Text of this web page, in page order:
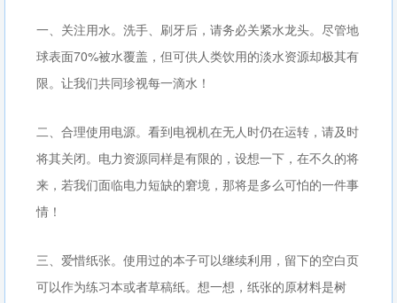
一、关注用水。洗手、刷牙后，请务必关紧水龙头。尽管地
球表面70%被水覆盖，但可供人类饮用的淡水资源却极其有
限。让我们共同珍视每一滴水！
二、合理使用电源。看到电视机在无人时仍在运转，请及时
将其关闭。电力资源同样是有限的，设想一下，在不久的将
来，若我们面临电力短缺的窘境，那将是多么可怕的一件事
情！
三、爱惜纸张。使用过的本子可以继续利用，留下的空白页
可以作为练习本或者草稿纸。想一想，纸张的原材料是树